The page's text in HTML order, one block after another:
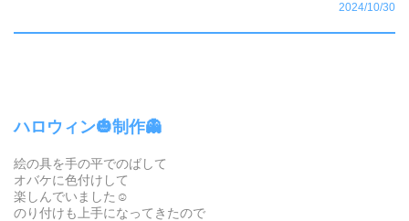
2024/10/30
ハロウィン🎃制作👻
絵の具を手の平でのばして
オバケに色付けして
楽しんでいました☺︎
のり付けも上手になってきたので